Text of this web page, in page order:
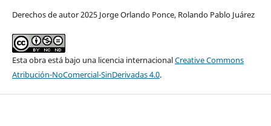
Derechos de autor 2025 Jorge Orlando Ponce, Rolando Pablo Juárez
Esta obra está bajo una licencia internacionalCreative Commons
Atribución-NoComercial-SinDerivadas 4.0.